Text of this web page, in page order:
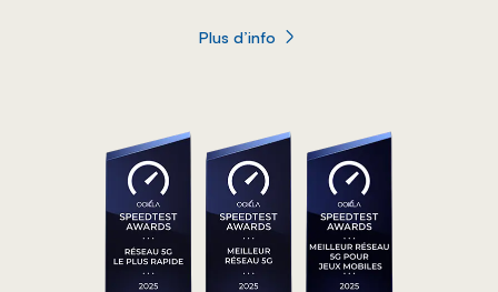
Plus d’info
sur Le fournisseur de services Internet